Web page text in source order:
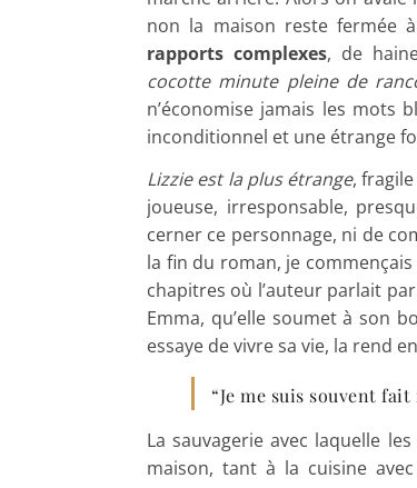
non la maison reste fermée
rapports complexes, de
cocotte minute pleine de
n’économise jamais les mots
inconditionnel et une étrange
Lizzie est la plus étrange,
joueuse, irresponsable,
cerner ce personnage, ni de
la fin du roman, je
chapitres où l’auteur parlait
Emma, qu’elle soumet à son
essaye de vivre sa vie, la rend
“Je me suis souvent
La sauvagerie avec laquelle
maison, tant à la cuisine